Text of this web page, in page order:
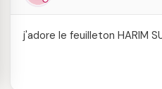
j'adore le feuilleton HARIM